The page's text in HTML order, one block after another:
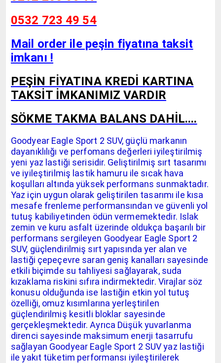
0532 723 49 54
Mail order ile peşin fiyatına taksit
imkanı !
PEŞİN FİYATINA KREDİ KARTINA
TAKSİT İMKANIMIZ VARDIR
SÖKME TAKMA BALANS DAHİL....
Goodyear Eagle Sport 2 SUV, güçlü markanın
dayanıklılığı ve perfomans değerleri iyileştirilmiş
yeni yaz lastiği serisidir. Geliştirilmiş sırt tasarımı
ve iyileştirilmiş lastik hamuru ile sıcak hava
koşulları altında yüksek performans sunmaktadır.
Yaz için uygun olarak geliştirilen tasarımı ile kısa
mesafe frenleme performansından ve güvenli yol
tutuş kabiliyetinden ödün vermemektedir. Islak
zemin ve kuru asfalt üzerinde oldukça başarılı bir
performans sergileyen Goodyear Eagle Sport 2
SUV, güçlendirilmiş sırt yapısında yer alan ve
lastiği çepeçevre saran geniş kanalları sayesinde
etkili biçimde su tahliyesi sağlayarak, suda
kızaklama riskini sıfıra indirmektedir. Virajlar söz
konusu olduğunda ise lastiğin etkin yol tutuş
özelliği, omuz kısımlarına yerleştirilen
güçlendirilmiş kesitli bloklar sayesinde
gerçekleşmektedir. Ayrıca Düşük yuvarlanma
direnci sayesinde maksimum enerji tasarrufu
sağlayan Goodyear Eagle Sport 2 SUV yaz lastiği
ile yakıt tüketim performansı iyileştirilerek